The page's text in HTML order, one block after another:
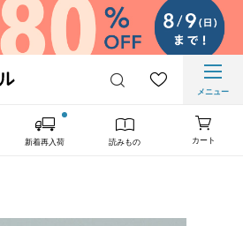
メニュー
新着再入荷 読みもの カート